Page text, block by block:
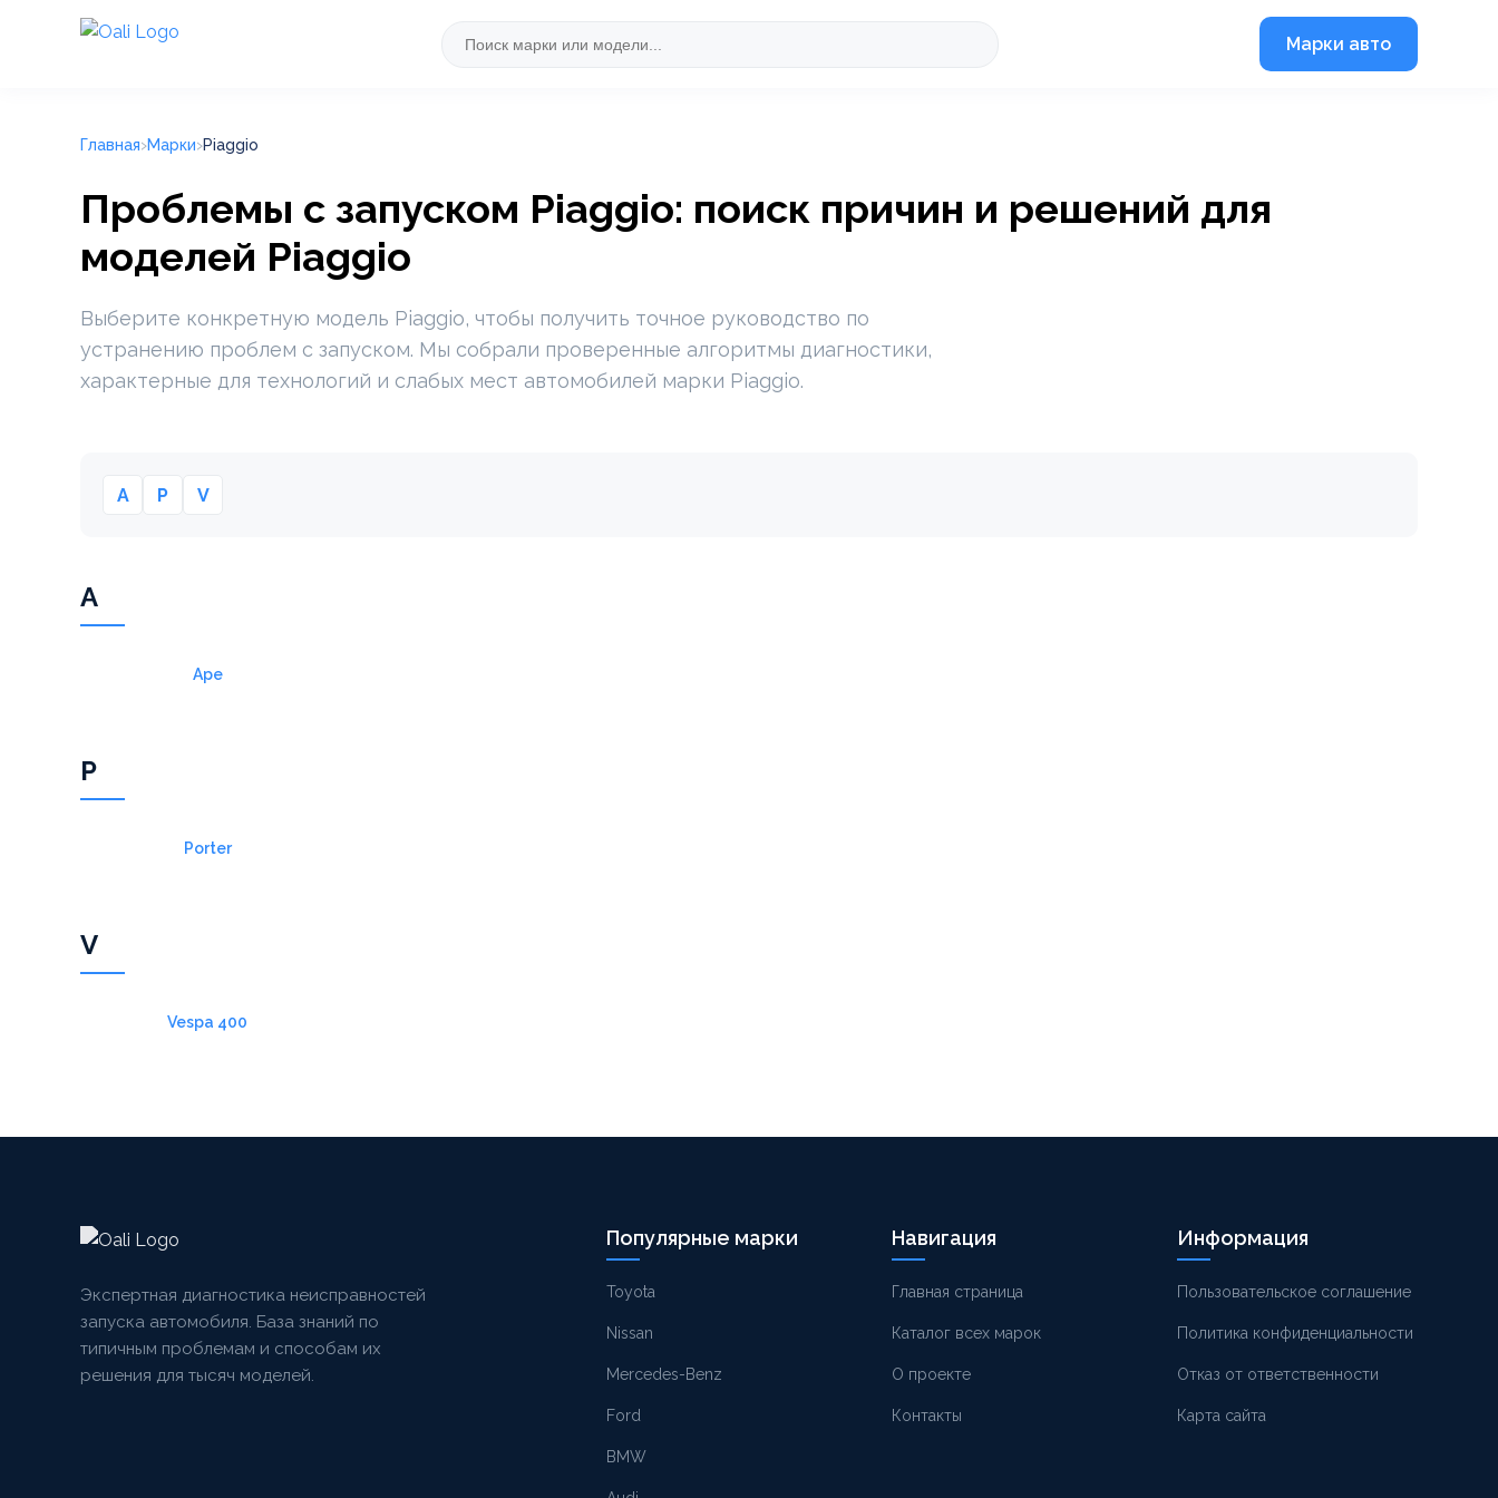
Марки авто
Главная Марки Piaggio
Проблемы с запуском Piaggio: поиск причин и решений для
моделей Piaggio
Выберите конкретную модель Piaggio, чтобы получить точное руководство по
устранению проблем с запуском. Мы собрали проверенные алгоритмы диагностики,
характерные для технологий и слабых мест автомобилей марки Piaggio.
A P V
A
Ape
P
Porter
V
Vespa 400
Экспертная диагностика неисправностей
запуска автомобиля. База знаний по
типичным проблемам и способам их
решения для тысяч моделей.
Популярные марки
Toyota
Nissan
Mercedes-Benz
Ford
BMW
Навигация
Главная страница
Каталог всех марок
О проекте
Контакты
Информация
Пользовательское соглашение
Политика конфиденциальности
Отказ от ответственности
Карта сайта